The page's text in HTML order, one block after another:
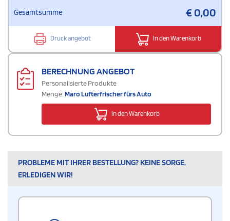
Gesamtsumme €0,00
Druck angebot In den Warenkorb
BERECHNUNG ANGEBOT
Personalisierte Produkte
Menge:Maro Lufterfrischer fürs Auto
In den Warenkorb
PROBLEME MIT IHRER BESTELLUNG? KEINE SORGE,
ERLEDIGEN WIR!